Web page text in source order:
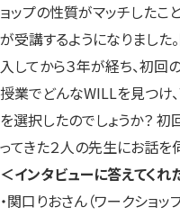
ョップの性質がマッチしたこ
が受講するようになりました
入してから３年が経ち、初
授業でどんなWILLを見つけ
を選択したのでしょうか？
ってきた２人の先生にお話を
＜インタビューに答えてくれ
・関口りおさん（ワークショ